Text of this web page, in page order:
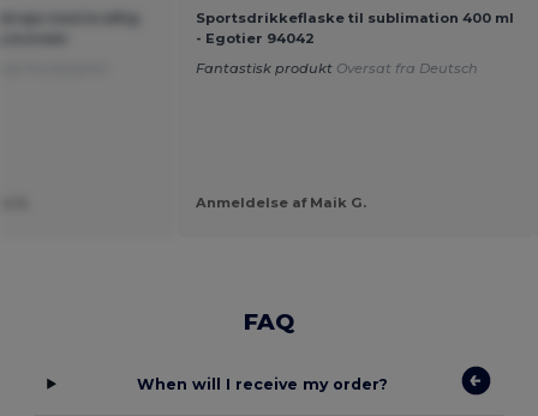
Sportsdrikkeflaske til sublimation 400 ml
- Egotier 94042
Fantastisk produkt Oversat fra Deutsch
Anmeldelse af Maik G.
FAQ
When will I receive my order?